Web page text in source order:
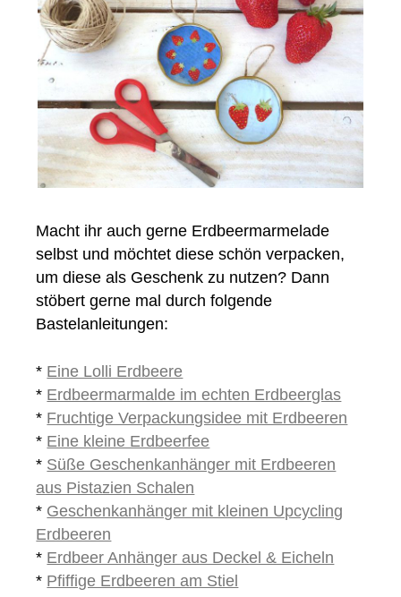
Macht ihr auch gerne Erdbeermarmelade
selbst und möchtet diese schön verpacken,
um diese als Geschenk zu nutzen? Dann
stöbert gerne mal durch folgende
Bastelanleitungen:
* Eine Lolli Erdbeere
* Erdbeermarmalde im echten Erdbeerglas
* Fruchtige Verpackungsidee mit Erdbeeren
* Eine kleine Erdbeerfee
* Süße Geschenkanhänger mit Erdbeeren
aus Pistazien Schalen
* Geschenkanhänger mit kleinen Upcycling
Erdbeeren
* Erdbeer Anhänger aus Deckel & Eicheln
* Pfiffige Erdbeeren am Stiel